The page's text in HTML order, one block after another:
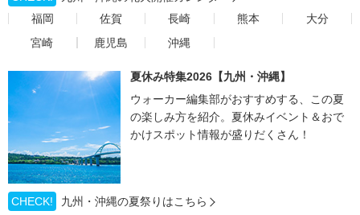
福岡
佐賀 長崎 熊本
大分
宮崎
鹿児島 沖縄
夏休み特集2026【九州・沖縄】
ウォーカー編集部がおすすめする、この夏
の楽しみ方を紹介。夏休みイベント＆おで
かけスポット情報が盛りだくさん！
CHECK!
九州・沖縄の夏祭りはこちら